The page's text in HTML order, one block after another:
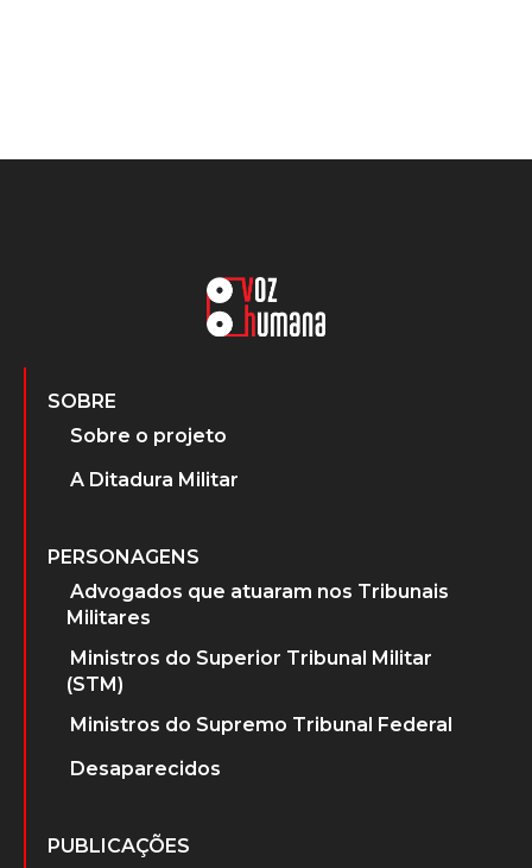
SOBRE
Sobre o projeto
A Ditadura Militar
PERSONAGENS
Advogados que atuaram nos Tribunais
Militares
Ministros do Superior Tribunal Militar
(STM)
Ministros do Supremo Tribunal Federal
Desaparecidos
PUBLICAÇÕES